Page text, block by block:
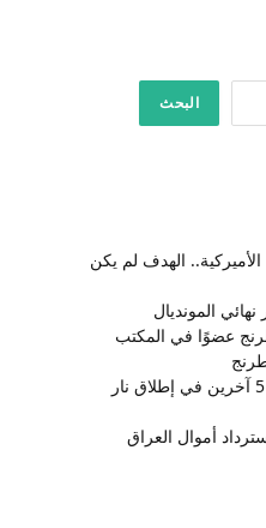
البحث
الهدف لم يكن
المونديال
عضوًا في المكتب
كندا.. مقتل شخصين وإصابة 5 آخرين في إطلاق نار
أموال العراق